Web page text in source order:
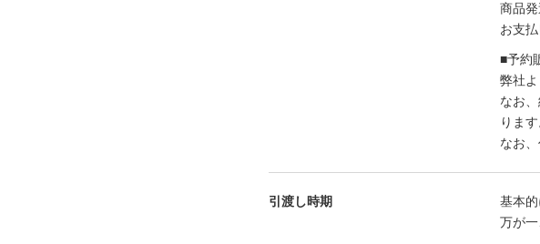
商品発
お支
■予約
弊社
なお
ります
なお
引渡し時期
基本
万が